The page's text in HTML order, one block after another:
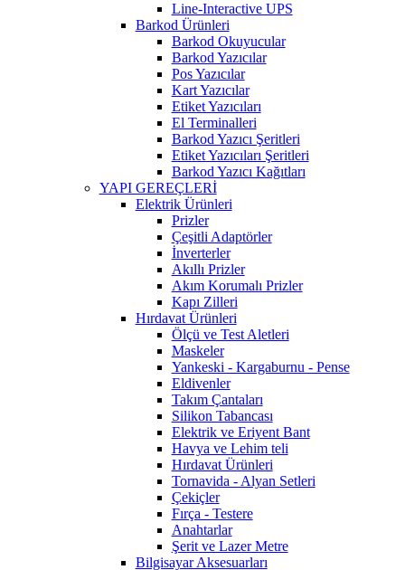
Line-Interactive UPS
Barkod Ürünleri
Barkod Okuyucular
Barkod Yazıcılar
Pos Yazıcılar
Kart Yazıcılar
Etiket Yazıcıları
El Terminalleri
Barkod Yazıcı Şeritleri
Etiket Yazıcıları Şeritleri
Barkod Yazıcı Kağıtları
YAPI GEREÇLERİ
Elektrik Ürünleri
Prizler
Çeşitli Adaptörler
İnverterler
Akıllı Prizler
Akım Korumalı Prizler
Kapı Zilleri
Hırdavat Ürünleri
Ölçü ve Test Aletleri
Maskeler
Yankeski - Kargaburnu - Pense
Eldivenler
Takım Çantaları
Silikon Tabancası
Elektrik ve Eriyent Bant
Havya ve Lehim teli
Hırdavat Ürünleri
Tornavida - Alyan Setleri
Çekiçler
Fırça - Testere
Anahtarlar
Şerit ve Lazer Metre
Bilgisayar Aksesuarları